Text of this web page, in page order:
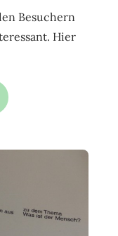
Besuchern
Hier